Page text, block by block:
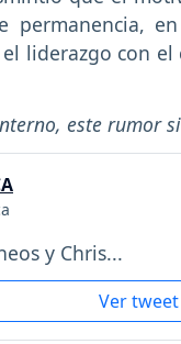
permanencia,
liderazgo con el
este rumor
y Chris...
Ver